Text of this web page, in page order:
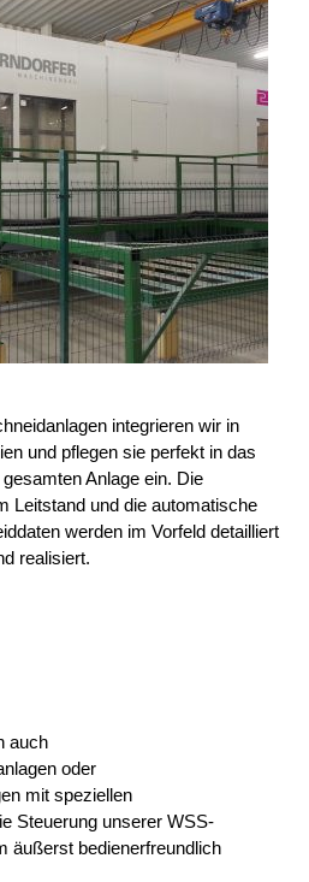
integrieren wir in
und pflegen sie perfekt in das
Anlage ein. Die
Leitstand und die automatische
werden im Vorfeld detailliert
realisiert.
auch
oder
mit speziellen
Steuerung unserer WSS-
äußerst bedienerfreundlich